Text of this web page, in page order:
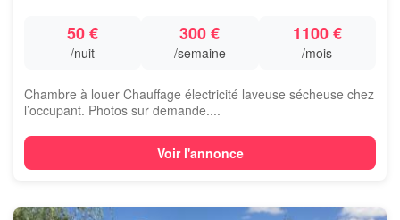
50 €
/nuit
300 €
/semaine
1100 €
/mois
Chambre à louer Chauffage électricité laveuse sécheuse chez
l’occupant. Photos sur demande....
Voir l'annonce